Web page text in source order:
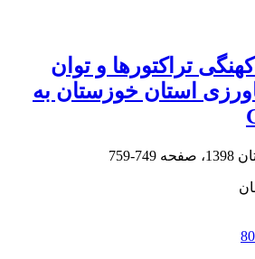
تراکتورها و توان
استان خوزستان به
749-759